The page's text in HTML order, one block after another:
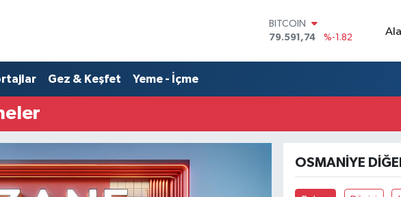
BITCOIN
79.591,74
%-1.82
G.ALTIN
BİST100
14.598,00
%0
Gez & Keşfet Yeme - İçme
OSMANIYE